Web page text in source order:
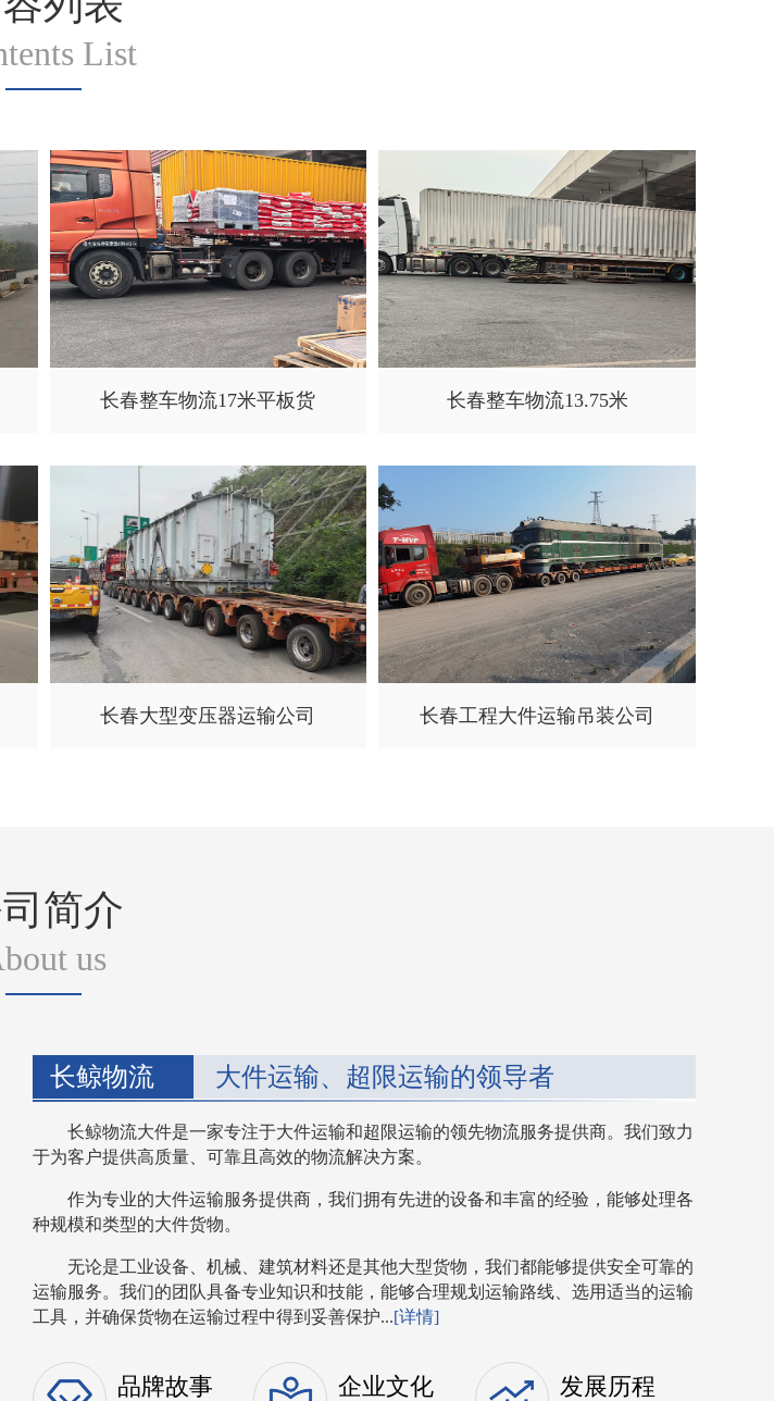
List
长春整车物流17米平板货 长春整车物流13.75米
长春大型变压器运输公司 长春工程大件运输吊装公司
简介
us
长鲸物流 大件运输、超限运输的领导者
长鲸物流大件是一家专注于大件运输和超限运输的领先物流服务提供商。我们致力
于为客户提供高质量、可靠且高效的物流解决方案。
作为专业的大件运输服务提供商，我们拥有先进的设备和丰富的经验，能够处理各
种规模和类型的大件货物。
无论是工业设备、机械、建筑材料还是其他大型货物，我们都能够提供安全可靠的
运输服务。我们的团队具备专业知识和技能，能够合理规划运输路线、选用适当的运输
工具，并确保货物在运输过程中得到妥善保护...[详情]
品牌故事 企业文化 发展历程